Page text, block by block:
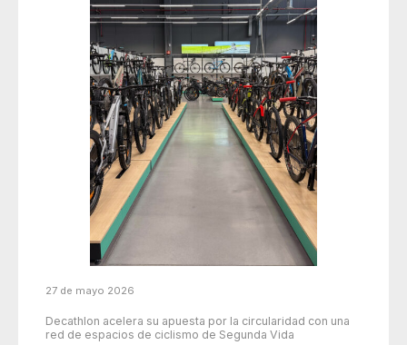
27 de mayo 2026
Decathlon acelera su apuesta por la circularidad con una
red de espacios de ciclismo de Segunda Vida